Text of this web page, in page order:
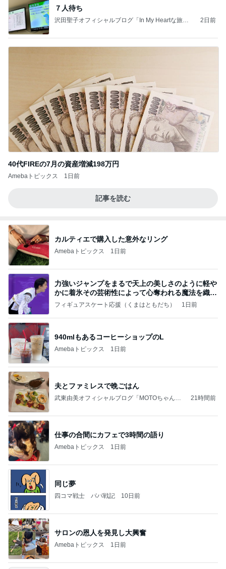
７人待ち
沢田聖子オフィシャルブログ「In My Heartな旅日
2日前
40代FIREの7月の資産増減198万円
Amebaトピックス 1日前
記事を読む
カルティエで購入した意外なリング
Amebaトピックス 1日前
力強いジャンプをまるで天上の美しさのように軽や
かに着氷その芸術性によって心奪われる魔法を織り
なす
フィギュアスケート応援（くまはともだち） 1日前
940mlもあるコーヒーショップのL
Amebaトピックス 1日前
夫とファミレスで晩ごはん
武東由美オフィシャルブログ「MOTOちゃんと
21時間前
仕事の合間にカフェで3時間の語り
Amebaトピックス 1日前
同じ夢
四コマ戦士 パパ戦記 10日前
サロンの恩人を発見し大興奮
Amebaトピックス 1日前